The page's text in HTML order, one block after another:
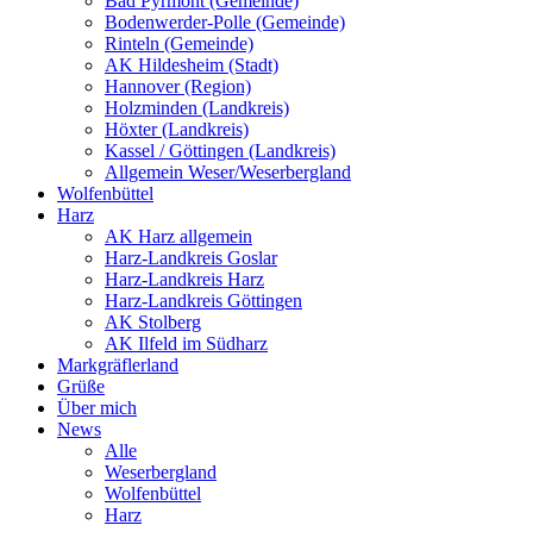
Bodenwerder-Polle (Gemeinde)
Rinteln (Gemeinde)
AK Hildesheim (Stadt)
Hannover (Region)
Holzminden (Landkreis)
Höxter (Landkreis)
Kassel / Göttingen (Landkreis)
Allgemein Weser/Weserbergland
Wolfenbüttel
Harz
AK Harz allgemein
Harz-Landkreis Goslar
Harz-Landkreis Harz
Harz-Landkreis Göttingen
AK Stolberg
AK Ilfeld im Südharz
Markgräflerland
Grüße
Über mich
News
Alle
Weserbergland
Wolfenbüttel
Harz